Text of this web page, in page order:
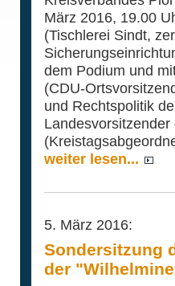
März 2016, 19.00
(Tischlerei Sindt,
dem Podium und
(CDU-
und Rechtspolitik
weiter lesen...
5. März 2016:
Sondersitzung
der